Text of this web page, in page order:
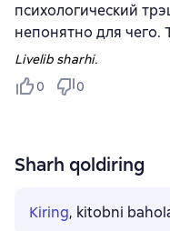
психологический
непонятно для чего.
Livelib sharhi.
0
0
Sharh qoldiring
Kiring, kitobni